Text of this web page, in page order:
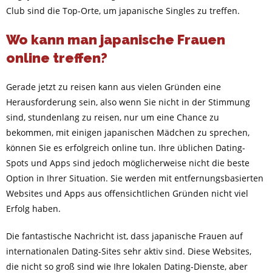
Club sind die Top-Orte, um japanische Singles zu treffen.
Wo kann man japanische Frauen
online treffen?
Gerade jetzt zu reisen kann aus vielen Gründen eine
Herausforderung sein, also wenn Sie nicht in der Stimmung
sind, stundenlang zu reisen, nur um eine Chance zu
bekommen, mit einigen japanischen Mädchen zu sprechen,
können Sie es erfolgreich online tun. Ihre üblichen Dating-
Spots und Apps sind jedoch möglicherweise nicht die beste
Option in Ihrer Situation. Sie werden mit entfernungsbasierten
Websites und Apps aus offensichtlichen Gründen nicht viel
Erfolg haben.
Die fantastische Nachricht ist, dass japanische Frauen auf
internationalen Dating-Sites sehr aktiv sind. Diese Websites,
die nicht so groß sind wie Ihre lokalen Dating-Dienste, aber